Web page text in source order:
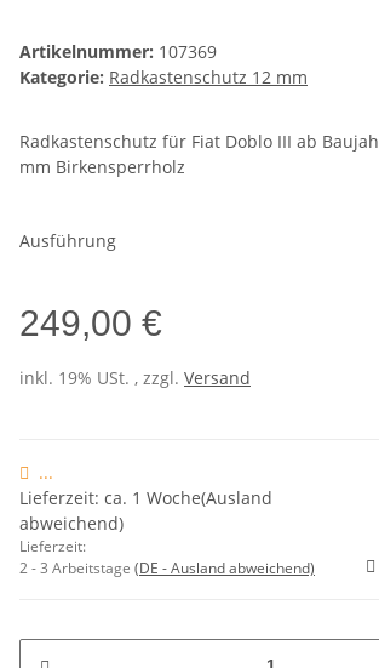
Artikelnummer: 107369
Kategorie: Radkastenschutz 12 mm
Radkastenschutz für Fiat Doblo III ab
mm Birkensperrholz
Ausführung
249,00 €
inkl. 19% USt. , zzgl. Versand
...
Lieferzeit: ca. 1 Woche(Ausland
abweichend)
Lieferzeit:
2 - 3 Arbeitstage (DE - Ausland abweichend)